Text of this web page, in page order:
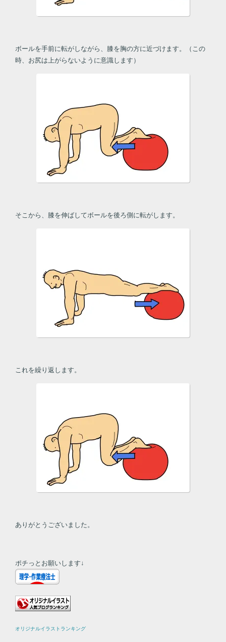
ボールを手前に転がしながら、膝を胸の方に近づけます。（この
時、お尻は上がらないように意識します）
そこから、膝を伸ばしてボールを後ろ側に転がします。
これを繰り返します。
ありがとうございました。
ポチっとお願いします↓
オリジナルイラストランキング